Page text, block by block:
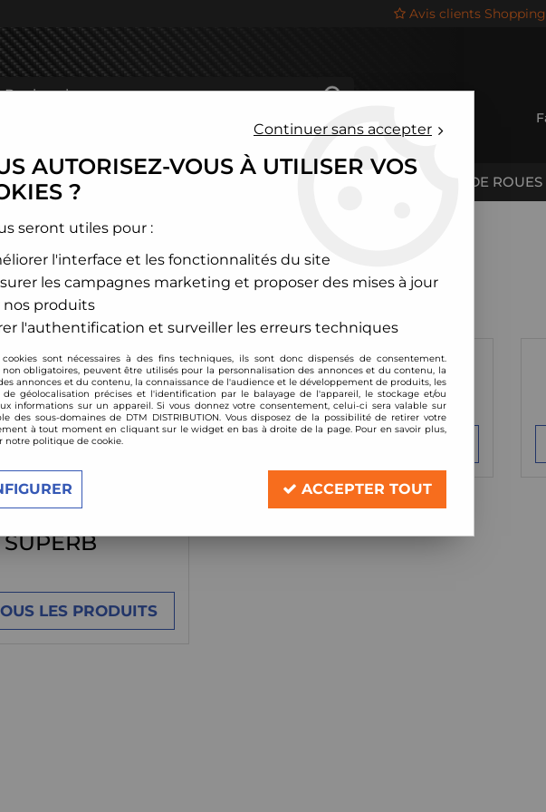
Avis clients
CALES DE ROUES
sport >Skoda
SKODA
FABIA
LES PRODUITS
KAROQ, KODIAQ
SUPERB
LES PRODUITS
Continuer sans accepter
AUTORISEZ-VOUS À UTILISER VOS
?
seront utiles pour :
l'interface et les fonctionnalités du site
les campagnes marketing et proposer des mises à jour
nos produits
l'authentification et surveiller les erreurs techniques
cookies sont nécessaires à des fins techniques, ils sont donc dispensés de consentement.
non obligatoires, peuvent être utilisés pour la personnalisation des annonces et du contenu, la
annonces et du contenu, la connaissance de l'audience et le développement de produits, les
de géolocalisation précises et l'identification par le balayage de l'appareil, le stockage et/ou
informations sur un appareil. Si vous donnez votre consentement, celui-ci sera valable sur
des sous-domaines de DTM DISTRIBUTION. Vous disposez de la possibilité de retirer votre
à tout moment en cliquant sur le widget en bas à droite de la page. Pour en savoir plus,
notre politique de cookie.
ACCEPTER TOUT